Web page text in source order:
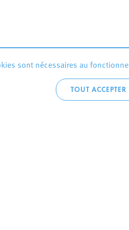
sont nécessaires au
TOUT ACCEPTER